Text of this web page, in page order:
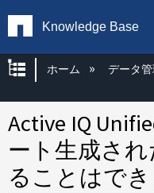
Knowledge Base
グローバル階
ホーム データ
Active IQ
ート生成され
ることはでき